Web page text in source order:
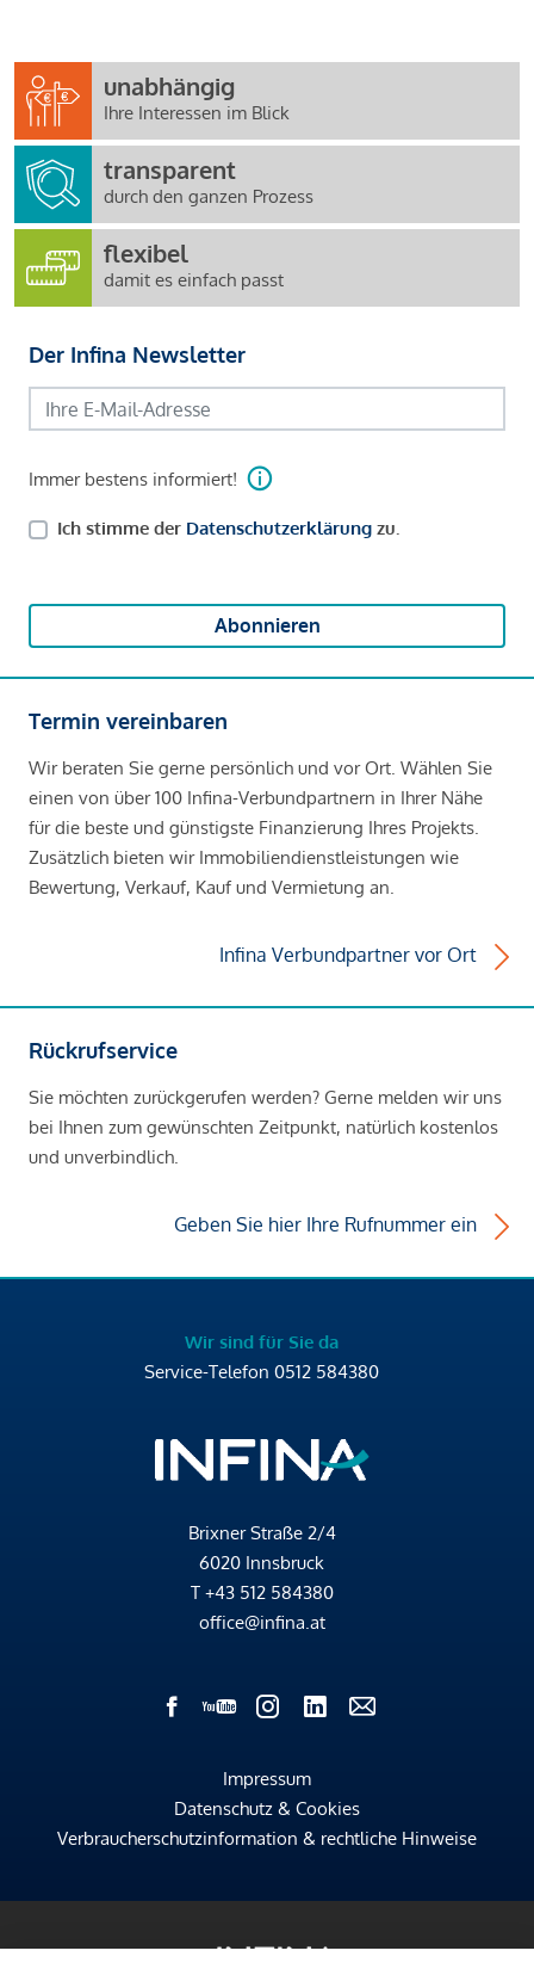
unabhängig
Ihre Interessen im Blick
transparent
durch den ganzen Prozess
flexibel
damit es einfach passt
Der Infina Newsletter
Immer bestens informiert!
Ich stimme der Datenschutzerklärung zu.
Abonnieren
Termin vereinbaren
Wir beraten Sie gerne persönlich und vor Ort. Wählen Sie
einen von über 100 Infina-Verbundpartnern in Ihrer Nähe
für die beste und günstigste Finanzierung Ihres Projekts.
Zusätzlich bieten wir Immobiliendienstleistungen wie
Bewertung, Verkauf, Kauf und Vermietung an.
Infina Verbundpartner vor Ort
Rückrufservice
Sie möchten zurückgerufen werden? Gerne melden wir uns
bei Ihnen zum gewünschten Zeitpunkt, natürlich kostenlos
und unverbindlich.
Geben Sie hier Ihre Rufnummer ein
Wir sind für Sie da
Service-Telefon 0512 584380
Brixner Straße 2/4
6020 Innsbruck
T +43 512 584380
office@infina.at
Impressum
Datenschutz & Cookies
Verbraucherschutzinformation & rechtliche Hinweise